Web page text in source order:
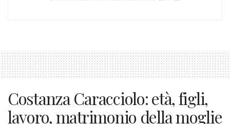
Costanza Caracciolo: età, figli,
lavoro, matrimonio della moglie